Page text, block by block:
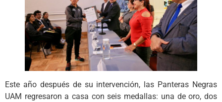
Este año después de su intervención, las Panteras Negras
UAM regresaron a casa con seis medallas: una de oro, dos